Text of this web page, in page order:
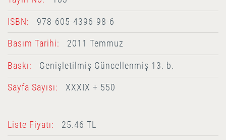
ISBN: 978-605-4396-98-6
Basım Tarihi: 2011 Temmuz
Baskı: Genişletilmiş Güncellenmiş 13. b.
Sayfa Sayısı: XXXIX + 550
Liste Fiyatı: 25.46 TL